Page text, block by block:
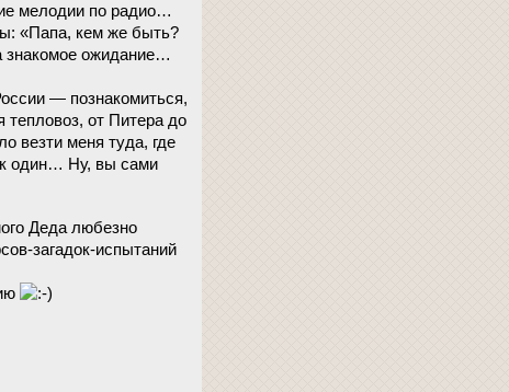
мелодии по радио…
«Папа, кем же быть?
знакомое ожидание…
— познакомиться,
тепловоз, от Питера до
везти меня туда, где
один… Ну, вы сами
Деда любезно
загадок-испытаний